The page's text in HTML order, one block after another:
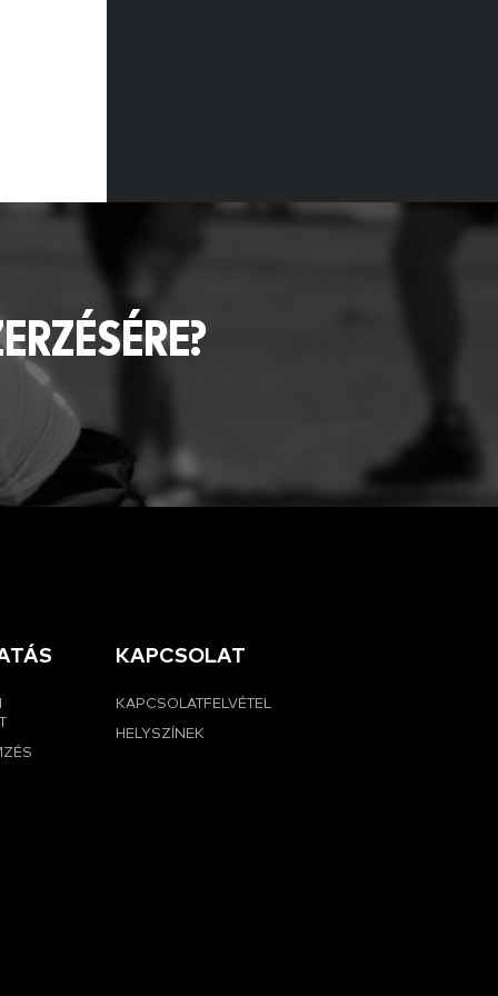
KAPCSOLAT
KAPCSOLATFELVÉTEL
HELYSZÍNEK